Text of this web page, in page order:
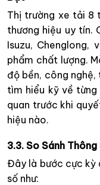
Thị trường xe tải 8
thương hiệu uy tín.
Isuzu, Chenglong,
phẩm chất lượng.
độ bền, công
tìm hiểu kỹ về
quan trước khi
hiệu nào.
3.3. So Sánh
Đây là bước cực kỳ
số như: